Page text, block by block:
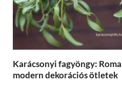
Karácsonyi fagyöngy:
modern dekorációs ötletek